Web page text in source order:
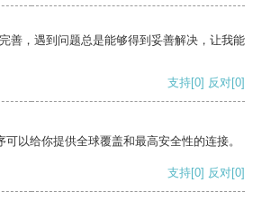
善，遇到问题总是能够得到妥善解决，让我能
支持[0] 反对[0]
以给你提供全球覆盖和最高安全性的连接。
支持[0] 反对[0]